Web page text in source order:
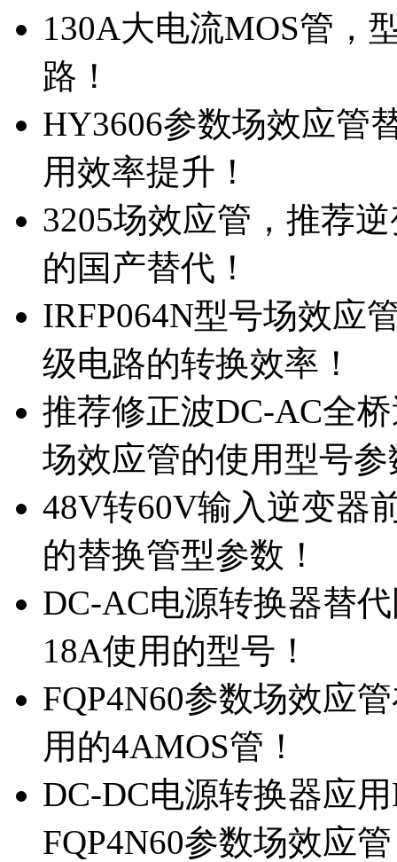
130A大电流MOS管，
路！
HY3606参数场效应管
用效率提升！
3205场效应管，推荐
的国产替代！
IRFP064N型号场效应
级电路的转换效率！
推荐修正波DC-AC全
场效应管的使用型号参
48V转60V输入逆变器
的替换管型参数！
DC-AC电源转换器替
18A使用的型号！
FQP4N60参数场效应
用的4AMOS管！
DC-DC电源转换器应
FQP4N60参数场效应